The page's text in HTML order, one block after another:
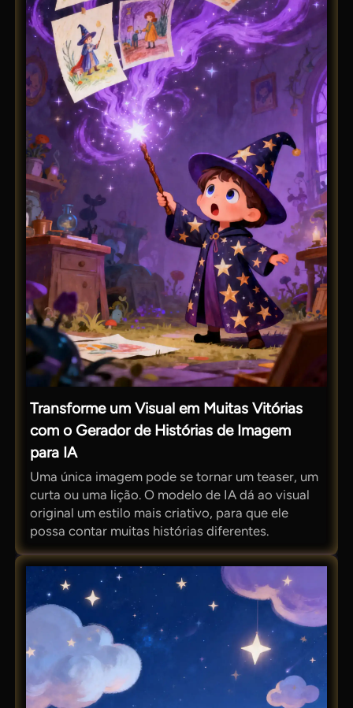
Transforme um Visual em Muitas Vitórias
com o Gerador de Histórias de Imagem
para IA
Uma única imagem pode se tornar um teaser, um
curta ou uma lição. O modelo de IA dá ao visual
original um estilo mais criativo, para que ele
possa contar muitas histórias diferentes.